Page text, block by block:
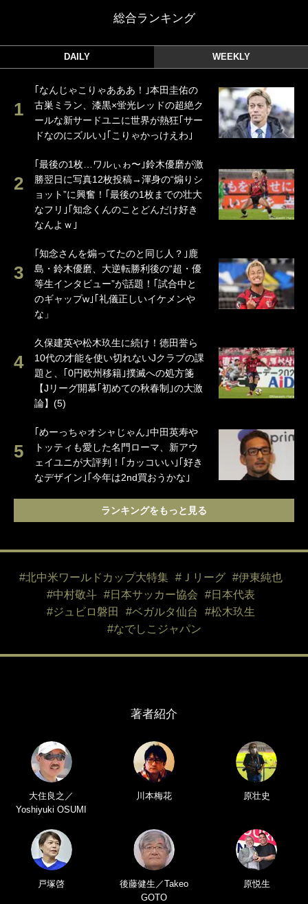
総合ランキング
DAILY WEEKLY
｢なんじゃこりゃあああ！｣本田圭佑の
古巣ミラン、漆黒×蛍光レッドの超絶ク
ールな新サードユニに世界が熱狂｢サー
ドなのにズルい｣｢こりゃかっけえわ｣
｢最後の1枚…ワルぃゎ〜｣鈴木優磨が激
勝翌日に写真12枚投稿→渾身の“煽りシ
ョット”に興奮！｢最後の1枚までの壮大
なフリ｣｢知念くんのことどんだけ好き
なんよｗ｣
｢知念さんを煽ってたのと同じ人？｣鹿
島・鈴木優磨、大逆転勝利後の“超・優
等生インタビュー”が話題！｢試合中と
のギャップw｣｢礼儀正しいイケメンや
な」
久保建英や松木玖生に続け！徳田誉ら
10代の才能を使い切れないJクラブの課
題と、｢0円欧州移籍｣撲滅への処方箋
【Jリーグ開幕｢初めての秋春制｣の大激
論】(5)
｢めーっちゃオシャじゃん｣中田英寿や
トッティも愛した名門ローマ、新アウ
ェイユニが大評判！｢カッコいい｣｢好き
なデザイン｣｢今年は2nd買おうかな｣
ランキングをもっと見る
#北中米ワールドカップ大特集 #Ｊリーグ
#伊東純也
#中村敬斗
#日本サッカー協会
#日本代表
#ジュビロ磐田
#ベガルタ仙台
#松木玖生
#なでしこジャパン
著者紹介
大住良之／
Yoshiyuki OSUMI
川本梅花 原壮史
戸塚啓
後藤健生／Takeo
GOTO
原悦生